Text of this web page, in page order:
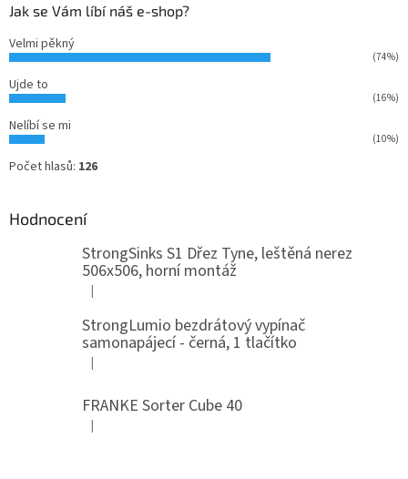
Jak se Vám líbí náš e-shop?
Velmi pěkný
(74%)
Ujde to
(16%)
Nelíbí se mi
(10%)
Počet hlasů: 126
Hodnocení
StrongSinks S1 Dřez Tyne, leštěná nerez
506x506, horní montáž
Hodnocení produktu je 5 z 5 hvězdiček.
|
StrongLumio bezdrátový vypínač
samonapájecí - černá, 1 tlačítko
Hodnocení produktu je 4 z 5 hvězdiček.
|
FRANKE Sorter Cube 40
Hodnocení produktu je 3 z 5 hvězdiček.
|